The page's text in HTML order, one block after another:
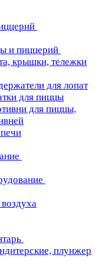
и пиццерий
крышки, тележки
для лопат
для пиццы
для пиццы,
плунжер